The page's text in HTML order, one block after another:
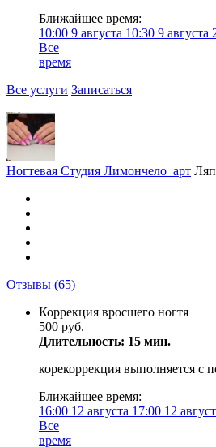
Ближайшее время:
10:00 9 августа 10:30 9 августа
Все
время
Все услуги Записаться
Ногтевая Студия Лимончело_арт
Отзывы (65)
Коррекция вросшего ногтя
500 руб.
Длительность: 15 мин.
корекоррекция выполняется с
Ближайшее время:
16:00 12 августа 17:00 12
Все
время